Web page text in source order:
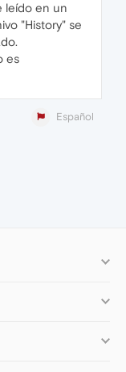
leído en un
"History" se
es
Español